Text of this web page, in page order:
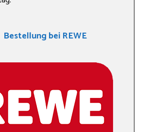
Bestellung bei REWE